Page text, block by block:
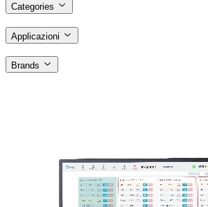
Categories
Applicazioni
Brands